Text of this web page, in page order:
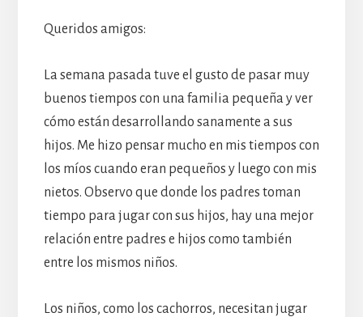
Queridos amigos:
La semana pasada tuve el gusto de pasar muy
buenos tiempos con una familia pequeña y ver
cómo están desarrollando sanamente a sus
hijos. Me hizo pensar mucho en mis tiempos con
los míos cuando eran pequeños y luego con mis
nietos. Observo que donde los padres toman
tiempo para jugar con sus hijos, hay una mejor
relación entre padres e hijos como también
entre los mismos niños.
Los niños, como los cachorros, necesitan jugar